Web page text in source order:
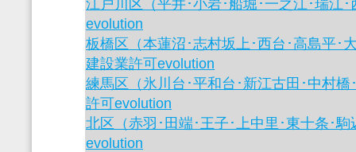
江戸川区（平井･小岩･船堀･一之江･瑞江
evolution
板橋区（本蓮沼･志村坂上･西台･高島平･
建設業許可evolution
練馬区（氷川台･平和台･新江古田･中村
許可evolution
北区（赤羽･田端･王子･上中里･東十条･
evolution